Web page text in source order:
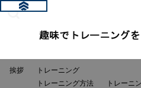
挨拶
トレーニング
トレーニング方法
トレーニ